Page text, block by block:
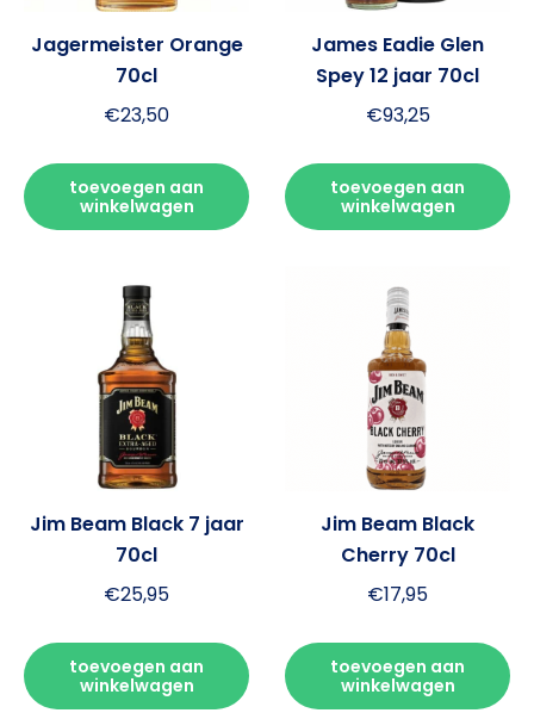
Jagermeister Orange
70cl
€23,50
toevoegen aan
winkelwagen
James Eadie Glen
Spey 12 jaar 70cl
€93,25
toevoegen aan
winkelwagen
Jim Beam Black 7 jaar
70cl
€25,95
toevoegen aan
winkelwagen
Jim Beam Black
Cherry 70cl
€17,95
toevoegen aan
winkelwagen